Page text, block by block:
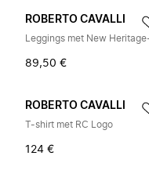
ROBERTO CAVALLI
89,50 €
ROBERTO CAVALLI
T-shirt met RC Logo
124 €